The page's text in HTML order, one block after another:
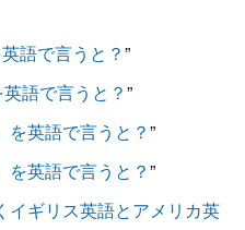
語で言うと？”
語で言うと？”
を英語で言うと？”
を英語で言うと？”
イギリス英語とアメリカ英